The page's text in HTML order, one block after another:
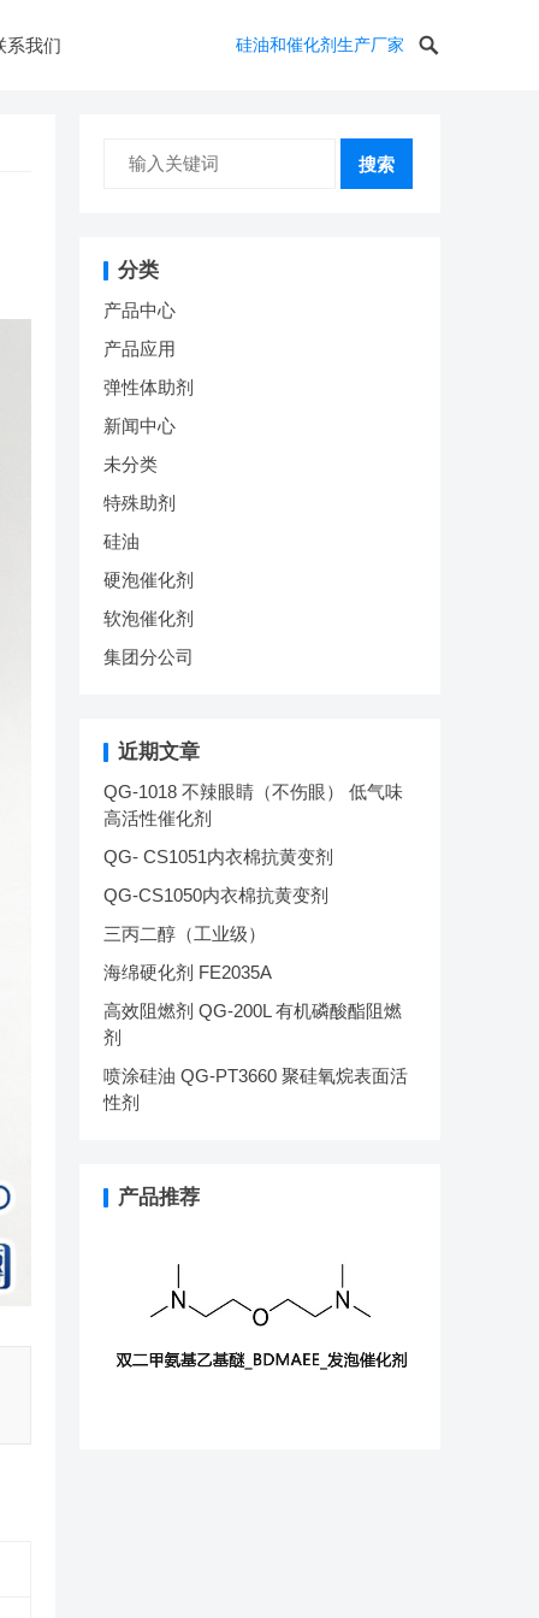
系我们 硅油和催化剂生产厂家
搜索
分类
产品中心
产品应用
弹性体助剂
新闻中心
未分类
特殊助剂
硅油
硬泡催化剂
软泡催化剂
集团分公司
近期文章
QG-1018 不辣眼睛（不伤眼） 低气味
高活性催化剂
QG- CS1051内衣棉抗黄变剂
QG-CS1050内衣棉抗黄变剂
三丙二醇（工业级）
海绵硬化剂 FE2035A
高效阻燃剂 QG-200L 有机磷酸酯阻燃
剂
喷涂硅油 QG-PT3660 聚硅氧烷表面活
性剂
产品推荐